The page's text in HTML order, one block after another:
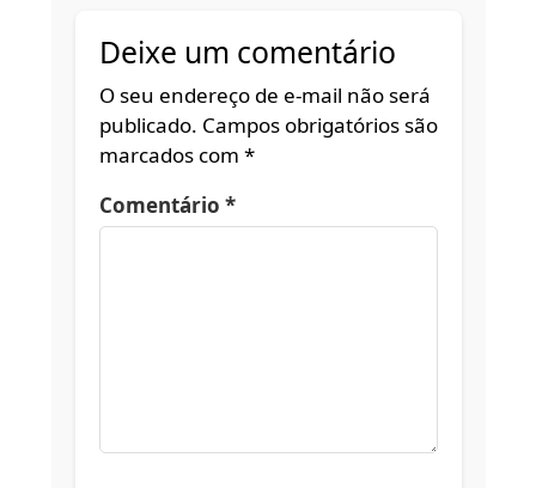
Deixe um comentário
O seu endereço de e-mail não será
publicado. Campos obrigatórios são
marcados com *
Comentário *